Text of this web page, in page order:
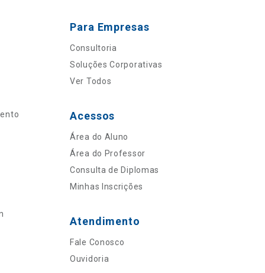
Para Empresas
Consultoria
Soluções Corporativas
Ver Todos
Acessos
Área do Aluno
Área do Professor
Consulta de Diplomas
Minhas Inscrições
Atendimento
Fale Conosco
Ouvidoria